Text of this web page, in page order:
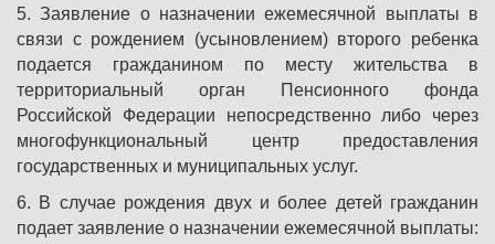
5. Заявление о назначении ежемесячной выплаты в
связи с рождением (усыновлением) второго ребенка
подается гражданином по месту жительства в
территориальный орган Пенсионного фонда
Российской Федерации непосредственно либо через
многофункциональный центр предоставления
государственных и муниципальных услуг.
6. В случае рождения двух и более детей гражданин
подает заявление о назначении ежемесячной выплаты: